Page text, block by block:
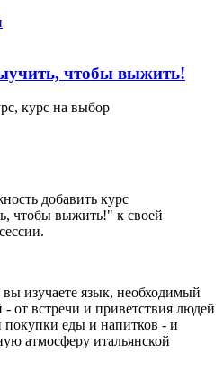
чтобы выжить!
курс на выбор
добавить курс
чтобы выжить!" к своей
вы изучаете язык, необходимый
от встречи и приветствия людей
покупки еды и напитков - и
атмосферу итальянской